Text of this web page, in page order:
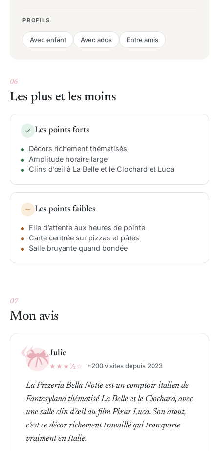
PROFILS
Avec enfant Avec ados Entre amis
06
Les plus et les moins
Les points forts
Décors richement thématisés
Amplitude horaire large
Clins d’œil à La Belle et le Clochard et Luca
Les points faibles
File d’attente aux heures de pointe
Carte centrée sur pizzas et pâtes
Salle bruyante quand bondée
07
Mon avis
Julie
★★★½☆
+200 visites depuis 2023
La Pizzeria Bella Notte est un comptoir italien de
Fantasyland thématisé La Belle et le Clochard, avec
une salle clin d’œil au film Pixar Luca. Son atout,
c’est ce décor richement travaillé qui transporte
vraiment en Italie.